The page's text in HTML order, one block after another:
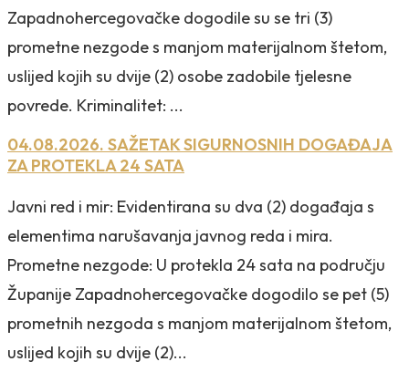
Zapadnohercegovačke dogodile su se tri (3)
prometne nezgode s manjom materijalnom štetom,
uslijed kojih su dvije (2) osobe zadobile tjelesne
povrede. Kriminalitet: ...
04.08.2026. SAŽETAK SIGURNOSNIH DOGAĐAJA
ZA PROTEKLA 24 SATA
Javni red i mir: Evidentirana su dva (2) događaja s
elementima narušavanja javnog reda i mira.
Prometne nezgode: U protekla 24 sata na području
Županije Zapadnohercegovačke dogodilo se pet (5)
prometnih nezgoda s manjom materijalnom štetom,
uslijed kojih su dvije (2)...